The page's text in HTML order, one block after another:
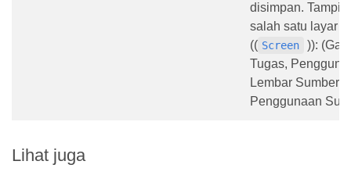
disimpan.
salah satu layar
(( Screen
)):
Tugas,
Lembar Sumber
Penggunaan
Lihat juga